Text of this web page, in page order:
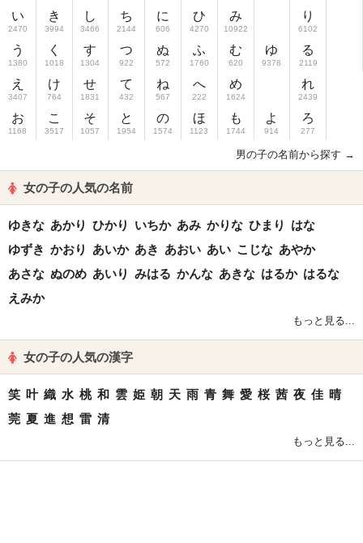
い
2470
う
1380
え
3407
お
1168
き
3994
く
1018
け
764
こ
3517
し
3466
す
1304
せ
1831
そ
1057
ち
2144
つ
922
て
432
と
1954
に
606
ぬ
572
ね
567
の
1574
ひ
4270
ふ
1760
へ
222
ほ
1123
み
10922
む
620
め
1624
も
1744
ゆ
9378
よ
914
り
6102
る
2119
れ
2439
ろ
277
男の子の名前から探す →
女の子の人気の名前
ゆきな あかり ひかり いちか あみ かりな ひまり
はな
ゆずき かおり あいか あき あおい あい こじな あやか
あさな ぬのめ あいり みはる かんな あきな はるか はるな
えみか
もっと見る...
女の子の人気の漢字
笑 叶 織 水 桃 和 雲 姫 朝 天 雨 青 舞 愛 桜 茜 夜 佳 晴
莞 夏 進 想 雷 清
もっと見る...